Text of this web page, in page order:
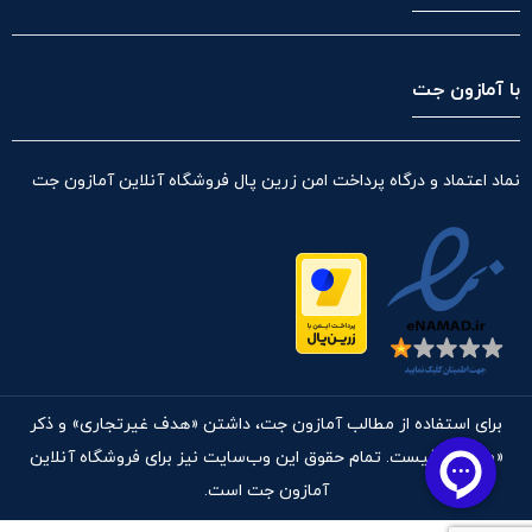
با آمازون جت
نماد اعتماد و درگاه پرداخت امن زرین پال فروشگاه آنلاین آمازون جت
برای استفاده از مطالب آمازون جت، داشتن «هدف غیرتجاری» و ذکر
«منبع» کافیست. تمام حقوق اين وب‌سايت نیز برای فروشگاه آنلاین
آمازون جت است.